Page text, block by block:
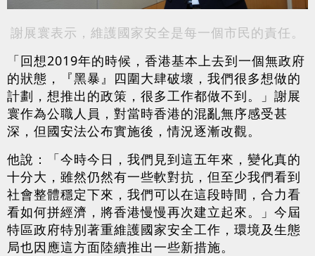
謝展寰表示，維護國家安全是每一個市民的責任。
「回想2019年的時候，香港基本上去到一個無政府
的狀態，『黑暴』四圍大肆破壞，我們很多想做的
計劃，想推出的政策，很多工作都做不到。」謝展
寰作為公職人員，對當時香港的混亂無序感受甚
深，但國安法公布實施後，情況逐漸改觀。
他說：「今時今日，我們見到這五年來，變化真的
十分大，雖然仍然有一些軟對抗，但至少我們看到
社會整體穩定下來，我們可以在這段時間，合力看
看如何拼經濟，將香港慢慢再次建立起來。」今屆
特區政府特別著重維護國家安全工作，環境及生態
局也因應這方面陸續推出一些新措施。